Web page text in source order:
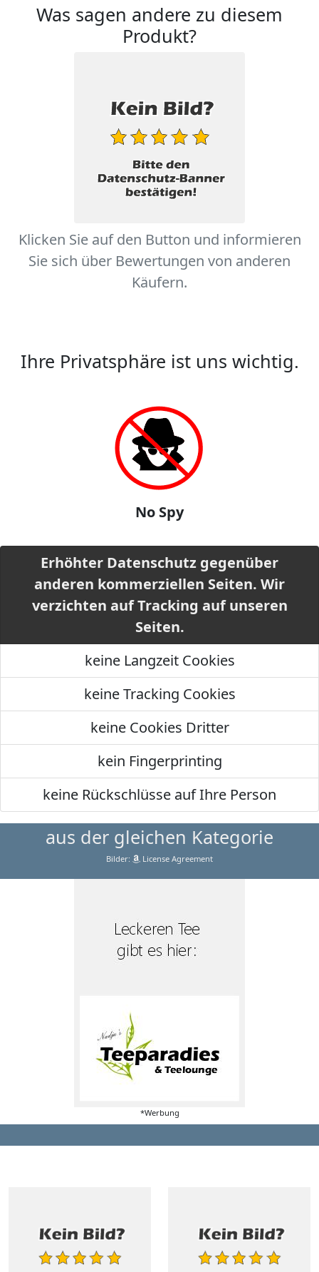
Was sagen andere zu diesem
Produkt?
Klicken Sie auf den Button und informieren
Sie sich über Bewertungen von anderen
Käufern.
Ihre Privatsphäre ist uns wichtig.
No Spy
Erhöhter Datenschutz gegenüber
anderen kommerziellen Seiten. Wir
verzichten auf Tracking auf unseren
Seiten.
keine Langzeit Cookies
keine Tracking Cookies
keine Cookies Dritter
kein Fingerprinting
keine Rückschlüsse auf Ihre Person
aus der gleichen Kategorie
Bilder: License Agreement
*Werbung